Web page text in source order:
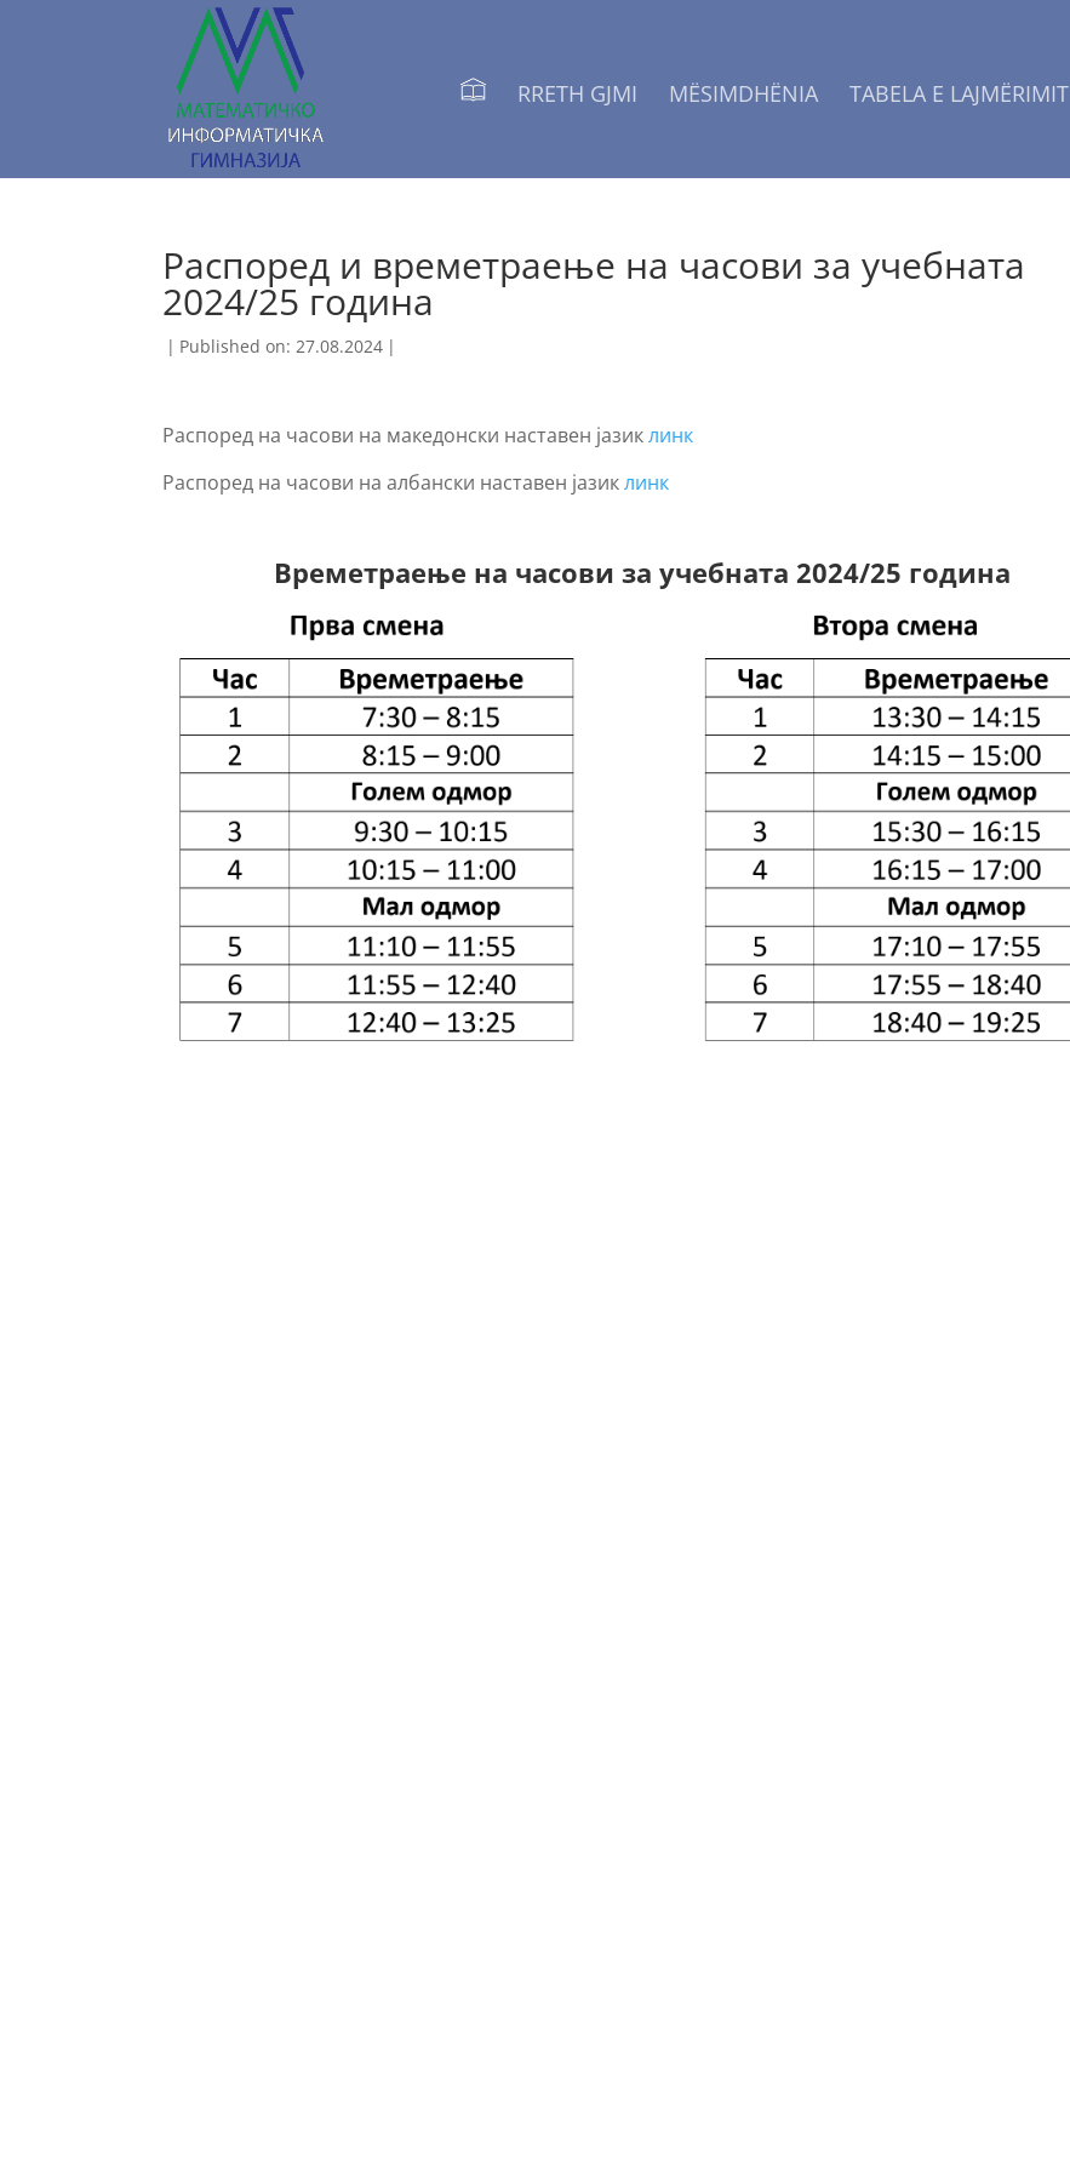
RRETH GJMI MËSIMDHËNIA TABELA E LAJMËRIMIT
Распоред и времетраење на часови за учебната
2024/25 година
| Published on: 27.08.2024 |
Распоред на часови на македонски наставен јазиклинк
Распоред на часови на албански наставен јазиклинк
Времетраење на часови за учебната 2024/25 година